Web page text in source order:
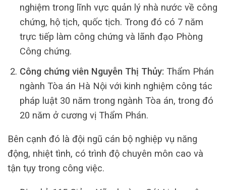
nghiệm trong lĩnh vực quản lý nhà nước về công
chứng, hộ tịch, quốc tịch. Trong đó có 7 năm
trực tiếp làm công chứng và lãnh đạo Phòng
Công chứng.
Công chứng viên Nguyễn Thị Thủy: Thẩm Phán
ngành Tòa án Hà Nội với kinh nghiệm công tác
pháp luật 30 năm trong ngành Tòa án, trong đó
20 năm ở cương vị Thẩm Phán.
Bên cạnh đó là đội ngũ cán bộ nghiệp vụ năng
động, nhiệt tình, có trình độ chuyên môn cao và
tận tụy trong công việc.